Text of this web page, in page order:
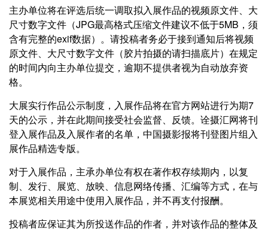
主办单位将在评选后统一调取拟入展作品的视频原文件、大
尺寸数字文件（JPG最高格式压缩文件建议不低于5MB，须
含有完整的exif数据）。请投稿者务必于接到通知后将视频
原文件、大尺寸数字文件（胶片拍摄的请扫描底片）在规定
的时间内向主办单位提交，逾期不提供者视为自动放弃资
格。
大展实行作品公示制度，入展作品将在官方网站进行为期7
天的公示，并在此期间接受社会监督、反馈。诠摄汇网将刊
登入展作品及入展作者的名单，中国摄影报将刊登图片组入
展作品精选专版。
对于入展作品，主承办单位有权在著作权存续期内，以复
制、发行、展览、放映、信息网络传播、汇编等方式，在与
本展览相关用途中使用入展作品，并不再支付报酬。
投稿者应保证其为所投送作品的作者，并对该作品的整体及